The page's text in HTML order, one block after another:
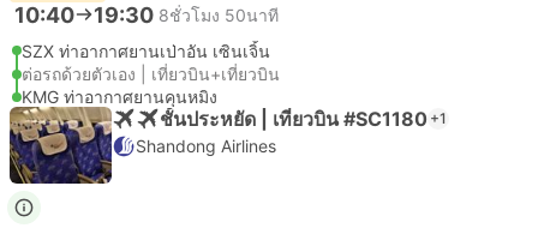
10:40 19:30 8ชั่วโมง 50นาที
SZX ท่าอากาศยานเป่าอัน เซินเจิ้น
ต่อรถด้วยตัวเอง | เที่ยวบิน+เที่ยวบิน
KMG ท่าอากาศยานคุนหมิง
ชั้นประหยัด | เที่ยวบิน #SC1180 +1
Shandong Airlines